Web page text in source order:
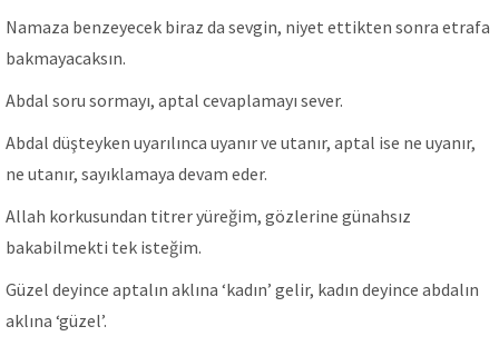
Namaza benzeyecek biraz da sevgin, niyet ettikten sonra etrafa
bakmayacaksın.
Abdal soru sormayı, aptal cevaplamayı sever.
Abdal düşteyken uyarılınca uyanır ve utanır, aptal ise ne uyanır,
ne utanır, sayıklamaya devam eder.
Allah korkusundan titrer yüreğim, gözlerine günahsız
bakabilmekti tek isteğim.
Güzel deyince aptalın aklına ‘kadın’ gelir, kadın deyince abdalın
aklına ‘güzel’.